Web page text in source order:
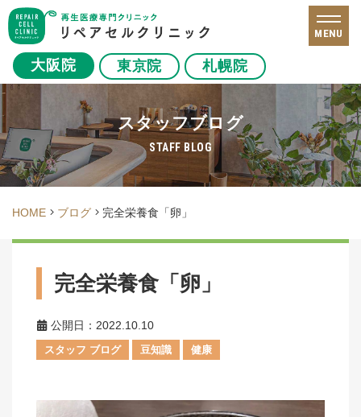
大阪院 東京院 札幌院
MENU
スタッフブログ
STAFF BLOG
HOME ブログ 完全栄養食「卵」
完全栄養食「卵」
公開日：2022.10.10
スタッフ ブログ 豆知識 健康